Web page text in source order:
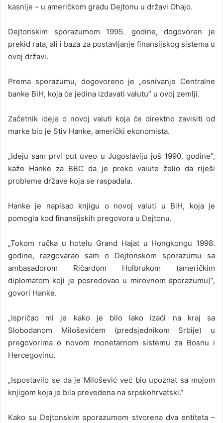
kasnije – u američkom gradu Dejtonu u državi Ohajo.
Dejtonskim sporazumom 1995. godine, dogovoren je
prekid rata, ali i baza za postavljanje finansijskog sistema u
ovoj državi.
Prema sporazumu, dogovoreno je „osnivanje Centralne
banke BiH, koja će jedina izdavati valutu” u ovoj zemlji.
Začetnik ideje o novoj valuti koja će direktno zavisiti od
marke bio je Stiv Hanke, američki ekonomista.
„Ideju sam prvi put uveo u Jugoslaviju još 1990. godine”,
kaže Hanke za BBC da je preko valute želio da riješi
probleme države koja se raspadala.
Hanke je napisao knjigu o novoj valuti u BiH, koja je
pomogla kod finansijskih pregovora u Dejtonu.
„Tokom ručka u hotelu Grand Hajat u Hongkongu 1998.
godine, razgovarao sam o Dejtonskom sporazumu sa
ambasadorom Ričardom Holbrukom (američkim
diplomatom koji je posredovao u mirovnom sporazumu)”,
govori Hanke.
„Ispričao mi je kako je bilo lako izaći na kraj sa
Slobodanom Miloševićem (predsjednikom Srbije) u
pregovorima o novom monetarnom sistemu za Bosnu i
Hercegovinu.
„Ispostavilo se da je Milošević već bio upoznat sa mojom
knjigom koja je bila prevedena na srpskohrvatski.”
Kako su Dejtonskim sporazumom stvorena dva entiteta –